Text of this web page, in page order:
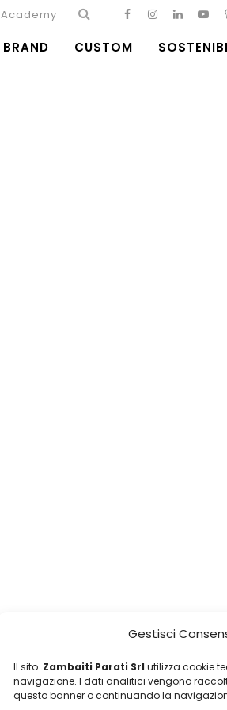
Gestisci
Il sito Zambaiti Parati Srl utilizza cookie
navigazione. I dati analitici vengono
questo banner o continuando la
Academy
BRAND CUSTOM